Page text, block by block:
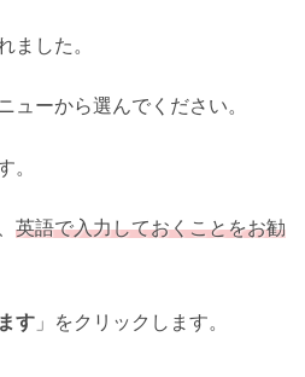
ました。
ューから選んでください。
。
英語で入力しておくことをお勧
す 」をクリックします。